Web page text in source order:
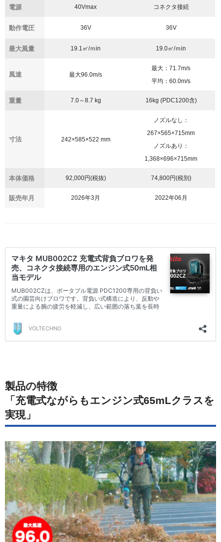
電源 40Vmax コネクタ接続
動作電圧 36V 36V
最大風量 19.1㎥/ｍin 19.0㎥/ｍin
風速 最大96.0m/s
最大：71.7m/s
平均：60.0m/s
重量 7.0～8.7 kg 16kg (PDC1200含)
寸法 242×585×522 mm
ノズルなし：
267×565×715mm
ノズルあり：
1,368×696×715mm
本体価格 92,000円(税抜) 74,800円(税別)
販売年月 2026年3月 2022年06月
製品の特徴
「充電式ながらもエンジン式65mLクラスを
実現」